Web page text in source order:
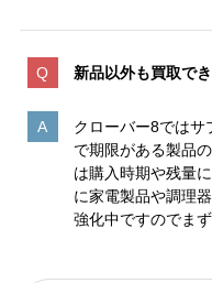
新品以外も買取で
クローバー8ではサ
で期限がある製品
は購入時期や残量
に家電製品や調理
強化中ですのでま